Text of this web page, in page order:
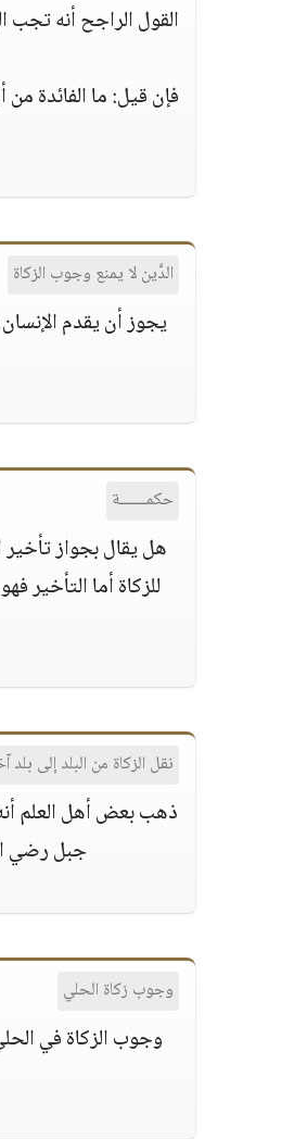
القول الراجح أنه تجب
فإن قيل: ما الفائدة
الدَّين لا يمنع وجوب الزكاة
يجوز أن يقدم
حكمــــــة
هل يقال بجواز تأخير
للزكاة أما
نقل الزكاة من البلد إلى بلد
ذهب بعض أهل العلم
جبل رضي
وجوب زكاة الحلي
وجوب الزكاة في